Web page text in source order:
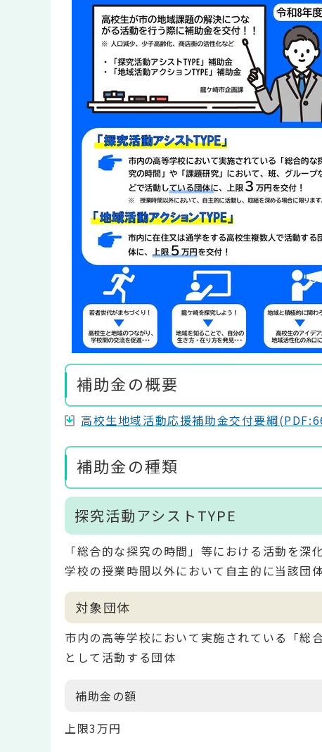
補助金の概要
高校生地域活動応援補助金交付要綱
補助金の種類
探究活動アシストTYPE
「総合的な探究の時間」等における活動を
学校の授業時間以外において自主的に当該団
対象団体
市内の高等学校において実施されている「総
として活動する団体
補助金の額
上限3万円